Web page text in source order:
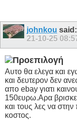
johnkou said:
21-10-25
Αυτο θα ελεγα και
και δευτερον δεν
απο ebay γιατι
150ευρω.Αρα
και τους λες να
κοστος.